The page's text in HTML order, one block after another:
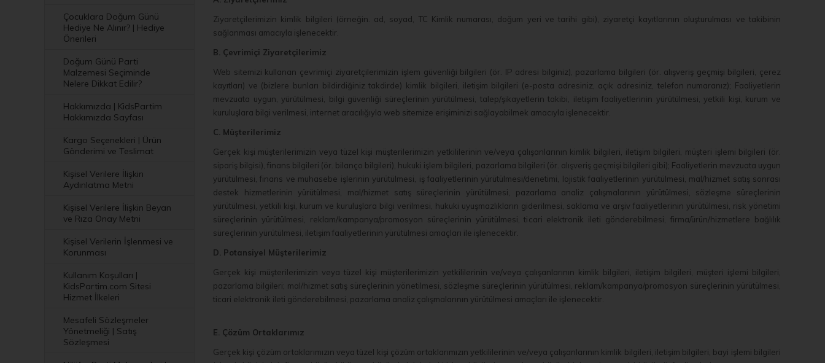
Çocuklara Doğum Günü
Hediye Ne Alınır? | Hediye
Önerileri
Doğum Günü Parti
Malzemesi Seçiminde
Nelere Dikkat Edilir?
Hakkımızda | KidsPartim
Hakkımızda Sayfası
Kargo Seçenekleri | Ürün
Gönderimi ve Teslimat
Kişisel Verilere İlişkin
Aydınlatma Metni
Kişisel Verilere İlişkin Beyan
ve Rıza Onay Metni
Kişisel Verilerin İşlenmesi ve
Korunması
Kullanım Koşulları |
KidsPartim.com Sitesi
Hizmet İlkeleri
Mesafeli Sözleşmeler
Yönetmeliği | Satış
Sözleşmesi
Ziyaretçilerimizin kimlik bilgileri (örneğin. ad, soyad, TC Kimlik numarası, doğum yeri ve tarihi gibi), ziyaretçi kayıtlarının oluşturulması ve takibinin
sağlanması amacıyla işlenecektir.
B. Çevrimiçi Ziyaretçilerimiz
Web sitemizi kullanan çevrimiçi ziyaretçilerimizin işlem güvenliği bilgileri (ör. IP adresi bilginiz), pazarlama bilgileri (ör. alışveriş geçmişi bilgileri, çerez
kayıtları) ve (bizlere bunları bildirdiğiniz takdirde) kimlik bilgileri, iletişim bilgileri (e-posta adresiniz, açık adresiniz, telefon numaranız); Faaliyetlerin
mevzuata uygun, yürütülmesi, bilgi güvenliği süreçlerinin yürütülmesi, talep/şikayetlerin takibi, iletişim faaliyetlerinin yürütülmesi, yetkili kişi, kurum ve
kuruluşlara bilgi verilmesi, internet aracılığıyla web sitemize erişiminizi sağlayabilmek amacıyla işlenecektir.
C. Müşterilerimiz
Gerçek kişi müşterilerimizin veya tüzel kişi müşterilerimizin yetkililerinin ve/veya çalışanlarının kimlik bilgileri, iletişim bilgileri, müşteri işlemi bilgileri (ör.
sipariş bilgisi), finans bilgileri (ör. bilanço bilgileri), hukuki işlem bilgileri, pazarlama bilgileri (ör. alışveriş geçmişi bilgileri gibi); Faaliyetlerin mevzuata uygun
yürütülmesi, finans ve muhasebe işlerinin yürütülmesi, iş faaliyetlerinin yürütülmesi/denetimi, lojistik faaliyetlerinin yürütülmesi, mal/hizmet satış sonrası
destek hizmetlerinin yürütülmesi, mal/hizmet satış süreçlerinin yürütülmesi, pazarlama analiz çalışmalarının yürütülmesi, sözleşme süreçlerinin
yürütülmesi, yetkili kişi, kurum ve kuruluşlara bilgi verilmesi, hukuki uyuşmazlıkların giderilmesi, saklama ve arşiv faaliyetlerinin yürütülmesi, risk yönetimi
süreçlerinin yürütülmesi, reklam/kampanya/promosyon süreçlerinin yürütülmesi, ticari elektronik ileti gönderebilmesi, firma/ürün/hizmetlere bağlılık
süreçlerinin yürütülmesi, iletişim faaliyetlerinin yürütülmesi amaçları ile işlenecektir.
D. Potansiyel Müşterilerimiz
Gerçek kişi müşterilerimizin veya tüzel kişi müşterilerimizin yetkililerinin ve/veya çalışanlarının kimlik bilgileri, iletişim bilgileri, müşteri işlemi bilgileri,
pazarlama bilgileri; mal/hizmet satış süreçlerinin yönetilmesi, sözleşme süreçlerinin yürütülmesi, reklam/kampanya/promosyon süreçlerinin yürütülmesi,
ticari elektronik ileti gönderebilmesi, pazarlama analiz çalışmalarının yürütülmesi amaçları ile işlenecektir.
E. Çözüm Ortaklarımız
Gerçek kişi çözüm ortaklarımızın veya tüzel kişi çözüm ortaklarımızın yetkililerinin ve/veya çalışanlarının kimlik bilgileri, iletişim bilgileri, bayi işlemi bilgileri